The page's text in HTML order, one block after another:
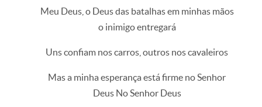
Meu Deus, o Deus das batalhas em minhas mãos
o inimigo entregará
Uns confiam nos carros, outros nos cavaleiros
Mas a minha esperança está firme no Senhor
Deus No Senhor Deus